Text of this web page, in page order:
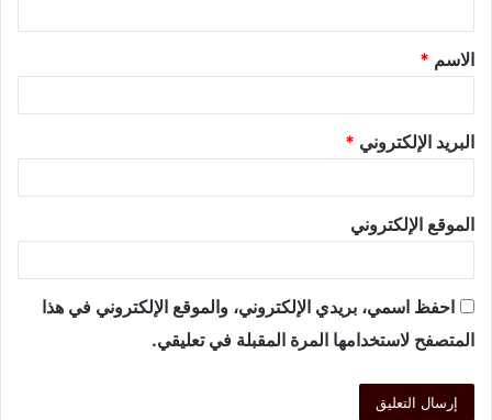
الاسم *
البريد الإلكتروني *
الموقع الإلكتروني
احفظ اسمي، بريدي الإلكتروني، والموقع الإلكتروني في هذا
المتصفح لاستخدامها المرة المقبلة في تعليقي.